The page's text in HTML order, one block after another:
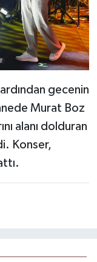
ardından gecenin
Murat Boz
alanı dolduran
Konser,